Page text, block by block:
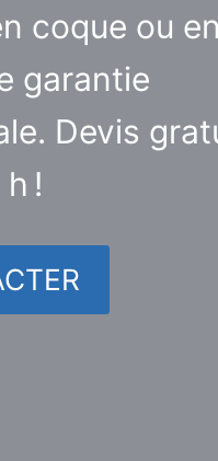
coque ou
garantie
Devis
!